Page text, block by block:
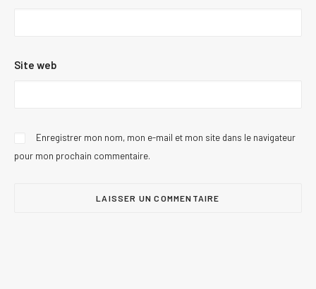
Site web
Enregistrer mon nom, mon e-mail et mon site dans le navigateur
pour mon prochain commentaire.